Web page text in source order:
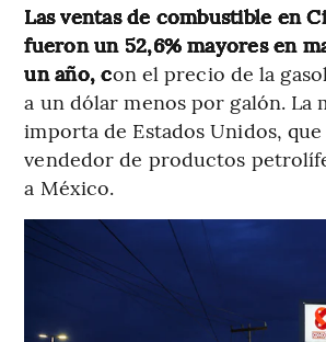
Las ventas de combustible en
fueron un 52,6% mayores en
un año, con el precio de la
a un dólar menos por galón. La
importa de Estados Unidos,
vendedor de productos
a México.